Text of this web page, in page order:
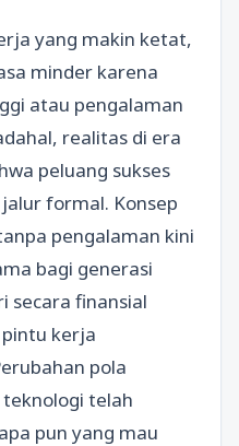
yang makin ketat,
minder karena
atau pengalaman
realitas di era
peluang sukses
formal. Konsep
pengalaman kini
bagi generasi
secara finansial
kerja
pola
telah
pun yang mau